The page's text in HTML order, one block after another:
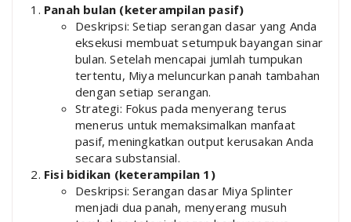
Panah bulan (keterampilan pasif)
Deskripsi: Setiap serangan dasar yang Anda
eksekusi membuat setumpuk bayangan sinar
bulan. Setelah mencapai jumlah tumpukan
tertentu, Miya meluncurkan panah tambahan
dengan setiap serangan.
Strategi: Fokus pada menyerang terus
menerus untuk memaksimalkan manfaat
pasif, meningkatkan output kerusakan Anda
secara substansial.
Fisi bidikan (keterampilan 1)
Deskripsi: Serangan dasar Miya Splinter
menjadi dua panah, menyerang musuh